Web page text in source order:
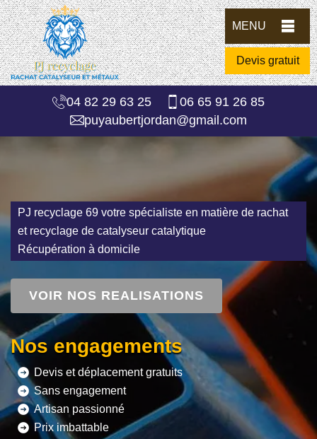
MENU
Devis gratuit
04 82 29 63 25
06 65 91 26 85
puyaubertjordan@gmail.com
PJ recyclage 69 votre spécialiste en matière de rachat
et recyclage de catalyseur catalytique
Récupération à domicile
VOIR NOS REALISATIONS
Nos engagements
Devis et déplacement gratuits
Sans engagement
Artisan passionné
Prix imbattable